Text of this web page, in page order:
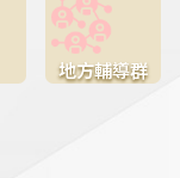
地方輔導群